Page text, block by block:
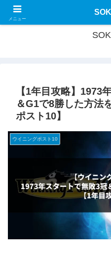
SOK大学で
【1年目攻略】1973
＆G1で8勝した方法
ポスト10】
ウイニングポスト10
メニュー